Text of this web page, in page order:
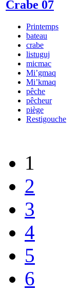
Crabe 07
Printemps
bateau
crabe
listuguj
micmac
Mi’gmaq
Mi’kmaq
pêche
pêcheur
piège
Restigouche
1
2
3
4
5
6